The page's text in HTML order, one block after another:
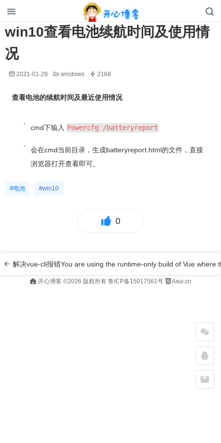
开心博客
win10查看电池续航时间及使用情
况
2021-01-28 windows 2168
查看电池的续航时间及最近使用情况
cmd下输入 Powercfg /batteryreport
会在cmd当前目录，生成batteryreport.html的文件，直接
浏览器打开查看即可。
#电池 #win10
0
解决vue-cli报错You are using the runtime-only build of Vue where
开心博客 ©2026 版权所有 鲁ICP备15017561号 Axui.cn